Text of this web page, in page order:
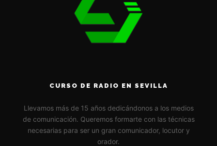
CURSO DE RADIO EN SEVILLA
Llevamos más de 15 años dedicándonos a los medios
de comunicación. Queremos formarte con las técnicas
necesarias para ser un gran comunicador, locutor y
orador.